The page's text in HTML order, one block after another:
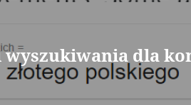
wyszukiwania dla